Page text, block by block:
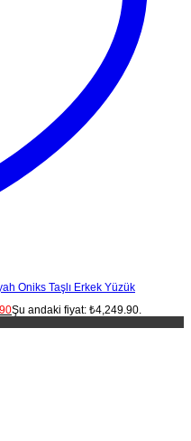
Oniks Taşlı Erkek Yüzük
Şu andaki fiyat: ₺4,249.90.